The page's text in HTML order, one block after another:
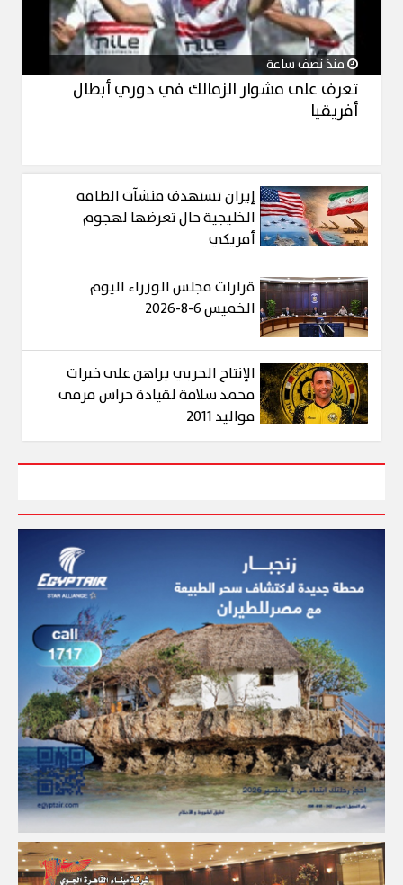
منذ نصف ساعة
تعرف على مشوار الزمالك في دوري أبطال
أفريقيا
إيران تستهدف منشآت الطاقة
الخليجية حال تعرضها لهجوم
أمريكي
قرارات مجلس الوزراء اليوم
الخميس 6-8-2026
الإنتاج الحربي يراهن على خبرات
محمد سلامة لقيادة حراس مرمى
مواليد 2011